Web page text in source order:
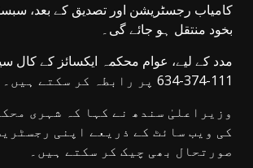
کامیاب رجسٹریشن اور تصدیق کے بعد،
بخود منتقل ہو جائے گی۔
111-374-634 پر رابطہ کر سکتے ہیں۔
وزیراعلیٰ سندھ نے کہا کہ شہری
کی ویب سائٹ کے ذریعے اپنی
صورتحال بھی چیک کر سکتے ہیں۔